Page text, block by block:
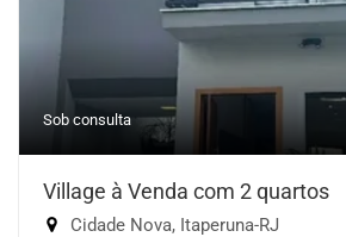
Sob consulta
Village à Venda com 2 quartos
Cidade Nova, Itaperuna-RJ